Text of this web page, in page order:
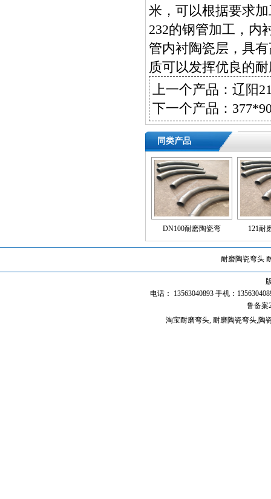
米，可以根据要求
232的钢管加工，内
管内衬陶瓷层，具
质可以发挥优良的
上一个产品： 辽阳
下一个产品：
同类产品
DN100耐磨陶瓷弯 121耐
耐磨陶瓷弯头
电话： 13563040893 手机：
鲁备案
淘宝耐磨弯头, 耐磨陶瓷弯头,陶